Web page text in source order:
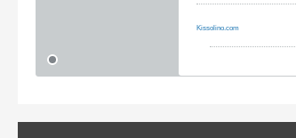
Kissolino.com